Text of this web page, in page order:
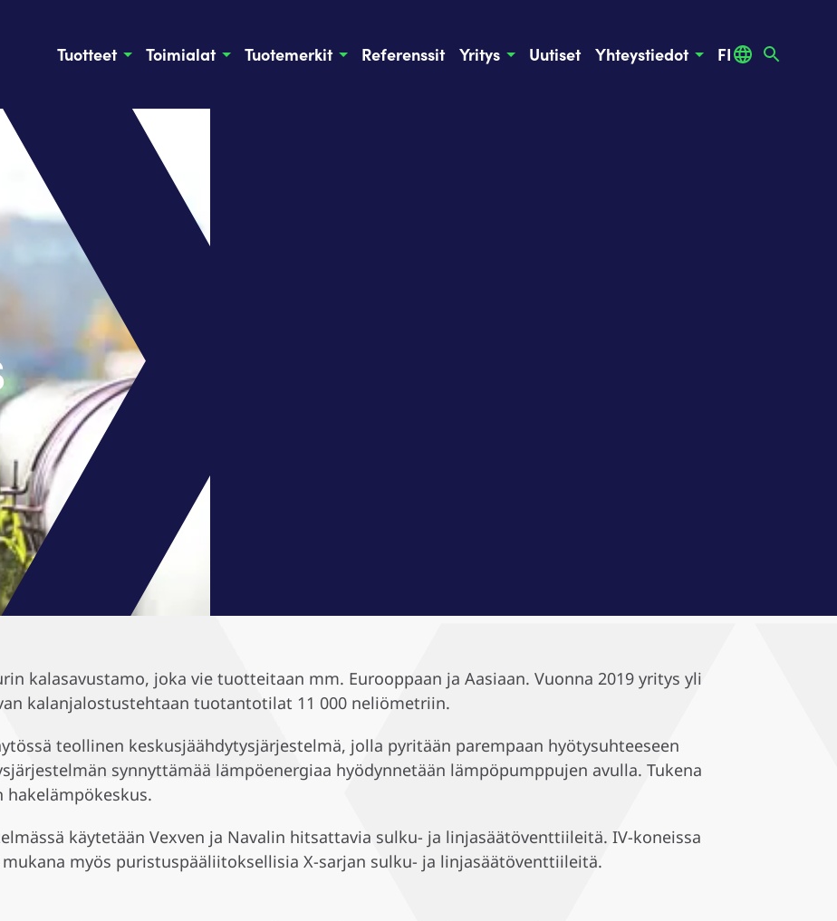
Tuotteet Toimialat Tuotemerkit Referenssit Yritys Uutiset Yhteystiedot FI
kalasavustamo, joka vie tuotteitaan mm. Eurooppaan ja Aasiaan. Vuonna 2019 yritys yli
kalanjalostustehtaan tuotantotilat 11 000 neliömetriin.
teollinen keskusjäähdytysjärjestelmä, jolla pyritään parempaan hyötysuhteeseen
synnyttämää lämpöenergiaa hyödynnetään lämpöpumppujen avulla. Tukena
käytetään Vexven ja Navalin hitsattavia sulku- ja linjasäätöventtiileitä. IV-koneissa
myös puristuspääliitoksellisia X-sarjan sulku- ja linjasäätöventtiileitä.